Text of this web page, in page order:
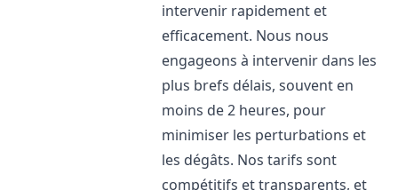
intervenir rapidement et
efficacement. Nous nous
engageons à intervenir dans les
plus brefs délais, souvent en
moins de 2 heures, pour
minimiser les perturbations et
les dégâts. Nos tarifs sont
compétitifs et transparents, et